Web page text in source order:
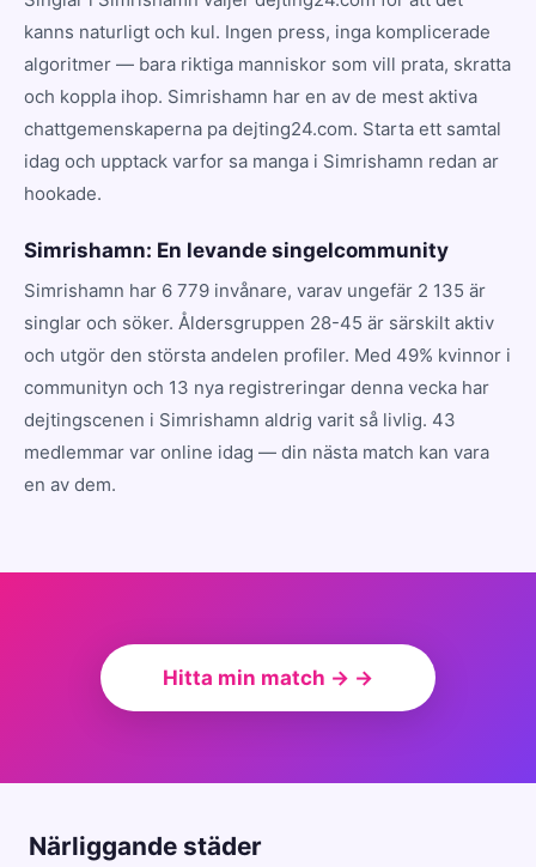
kanns naturligt och kul. Ingen press, inga komplicerade
algoritmer — bara riktiga manniskor som vill prata, skratta
och koppla ihop. Simrishamn har en av de mest aktiva
chattgemenskaperna pa dejting24.com. Starta ett samtal
idag och upptack varfor sa manga i Simrishamn redan ar
hookade.
Simrishamn: En levande singelcommunity
Simrishamn har 6 779 invånare, varav ungefär 2 135 är
singlar och söker. Åldersgruppen 28-45 är särskilt aktiv
och utgör den största andelen profiler. Med 49% kvinnor i
communityn och 13 nya registreringar denna vecka har
dejtingscenen i Simrishamn aldrig varit så livlig. 43
medlemmar var online idag — din nästa match kan vara
en av dem.
Hitta min match → →
Närliggande städer